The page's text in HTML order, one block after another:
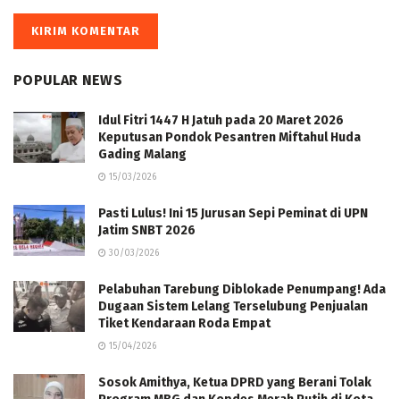
POPULAR NEWS
Idul Fitri 1447 H Jatuh pada 20 Maret 2026
Keputusan Pondok Pesantren Miftahul Huda
Gading Malang
15/03/2026
Pasti Lulus! Ini 15 Jurusan Sepi Peminat di UPN
Jatim SNBT 2026
30/03/2026
Pelabuhan Tarebung Diblokade Penumpang! Ada
Dugaan Sistem Lelang Terselubung Penjualan
Tiket Kendaraan Roda Empat
15/04/2026
Sosok Amithya, Ketua DPRD yang Berani Tolak